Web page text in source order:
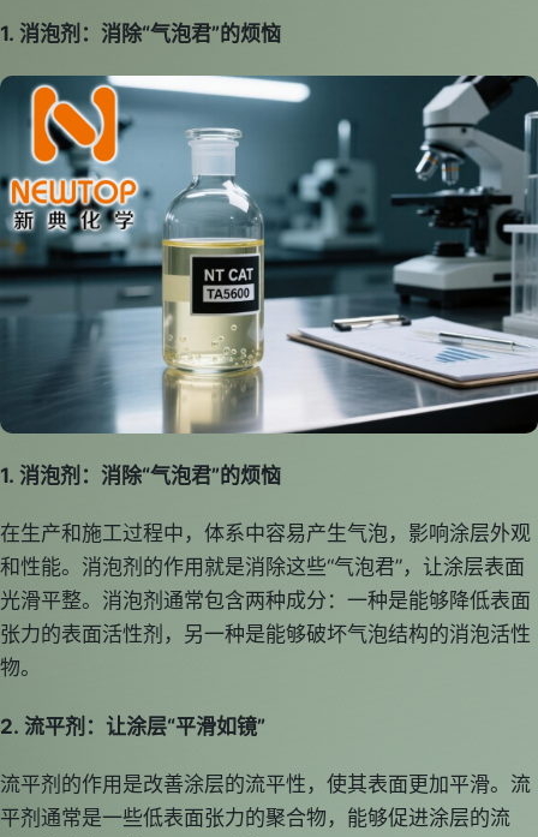
1. 消泡剂：消除“气泡君”的烦恼
1. 消泡剂：消除“气泡君”的烦恼
在生产和施工过程中，体系中容易产生气泡，影响涂层外观
和性能。消泡剂的作用就是消除这些“气泡君”，让涂层表面
光滑平整。消泡剂通常包含两种成分：一种是能够降低表面
张力的表面活性剂，另一种是能够破坏气泡结构的消泡活性
物。
2. 流平剂：让涂层“平滑如镜”
流平剂的作用是改善涂层的流平性，使其表面更加平滑。流
平剂通常是一些低表面张力的聚合物，能够促进涂层的流